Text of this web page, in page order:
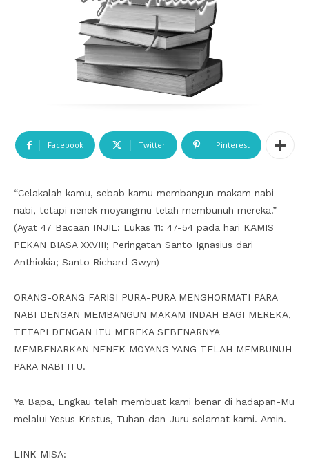
Facebook Twitter Pinterest
“Celakalah kamu, sebab kamu membangun makam nabi-
nabi, tetapi nenek moyangmu telah membunuh mereka.”
(Ayat 47 Bacaan INJIL: Lukas 11: 47-54 pada hari KAMIS
PEKAN BIASA XXVIII; Peringatan Santo Ignasius dari
Anthiokia; Santo Richard Gwyn)
ORANG-ORANG FARISI PURA-PURA MENGHORMATI PARA
NABI DENGAN MEMBANGUN MAKAM INDAH BAGI MEREKA,
TETAPI DENGAN ITU MEREKA SEBENARNYA
MEMBENARKAN NENEK MOYANG YANG TELAH MEMBUNUH
PARA NABI ITU.
Ya Bapa, Engkau telah membuat kami benar di hadapan-Mu
melalui Yesus Kristus, Tuhan dan Juru selamat kami. Amin.
LINK MISA: